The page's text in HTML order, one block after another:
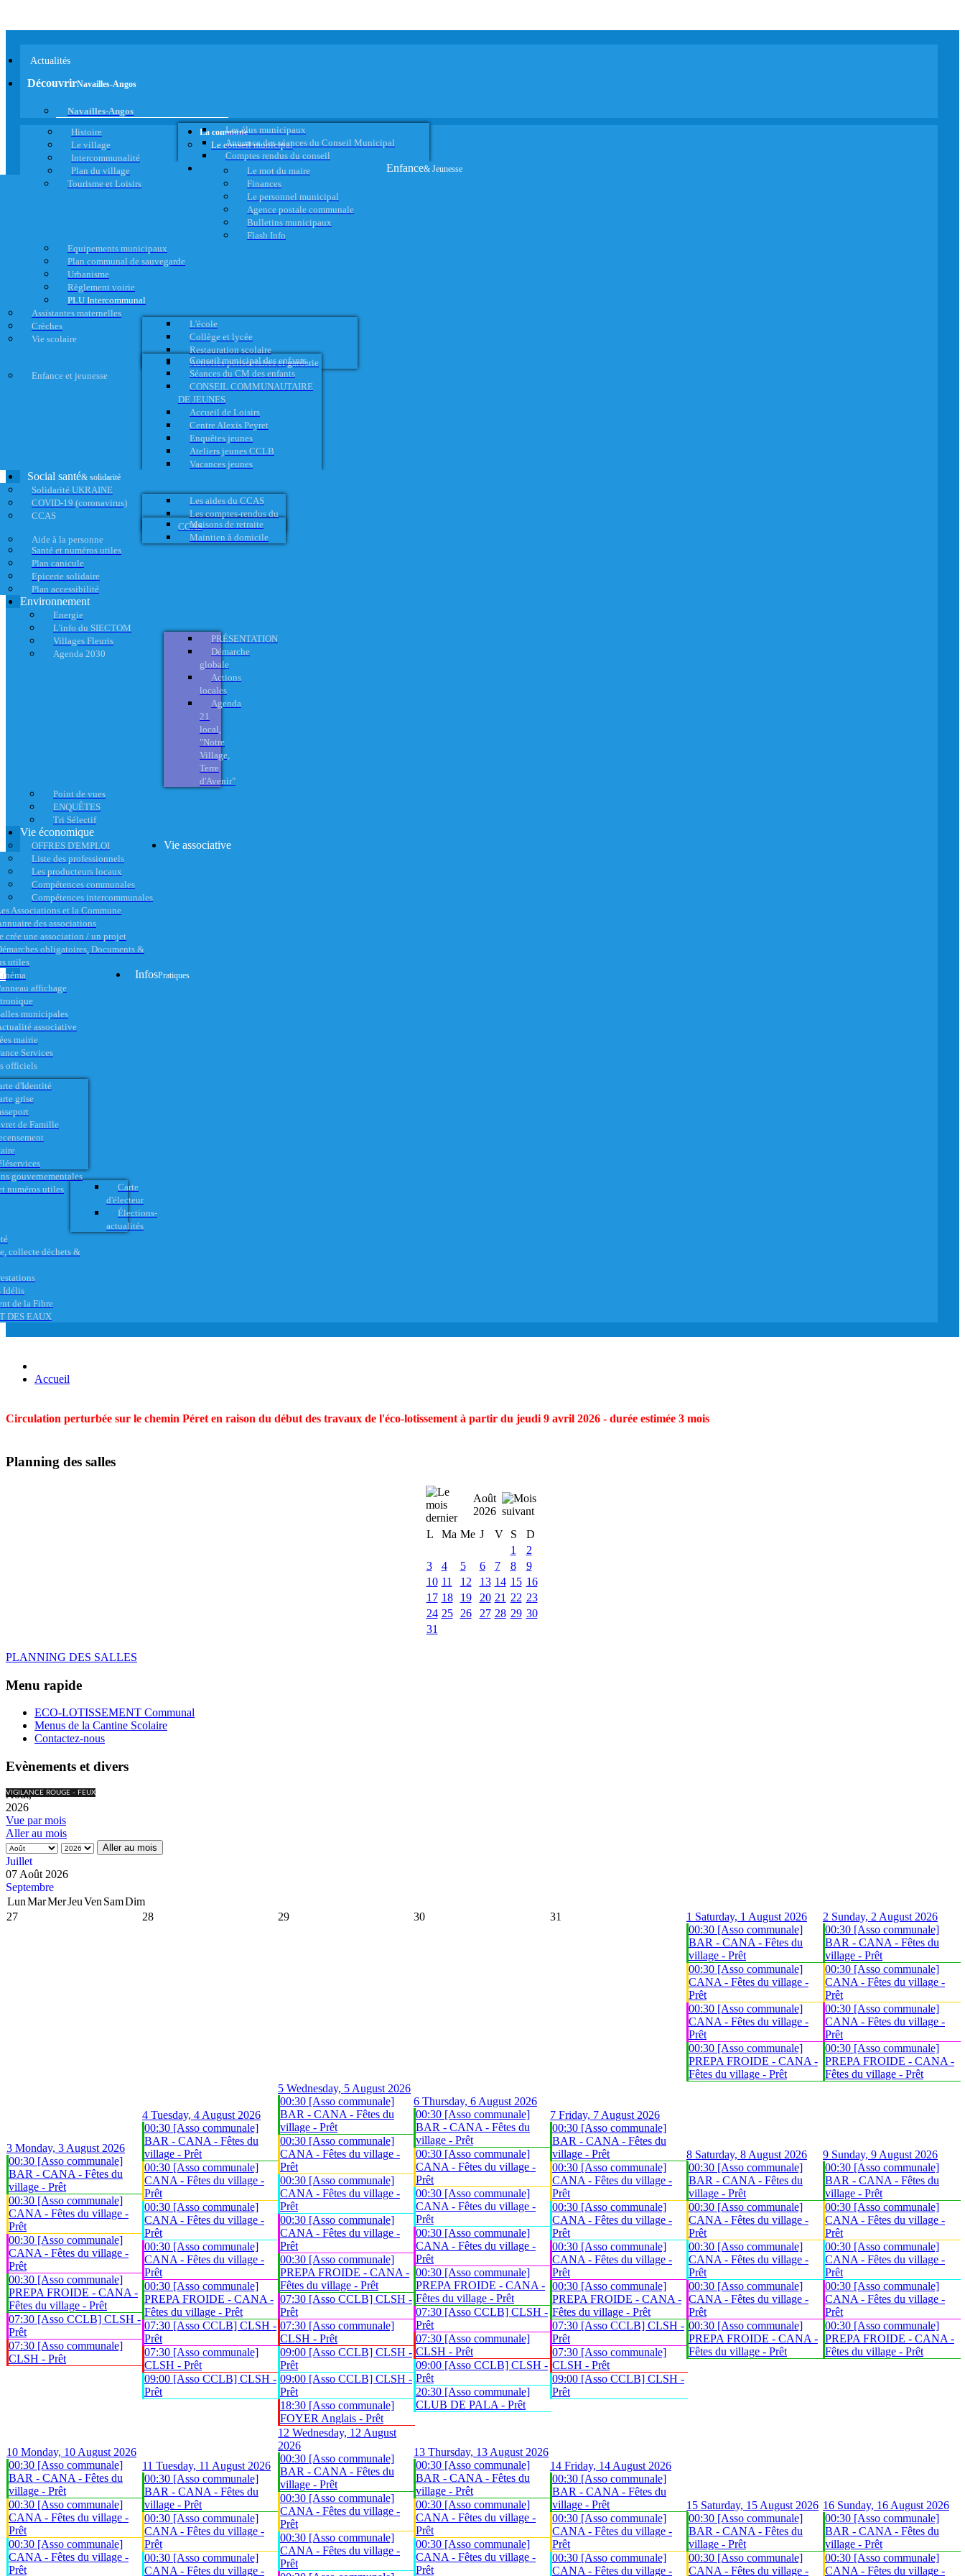
Actualités
DécouvrirNavailles-Angos
Navailles-Angos
Histoire
Le village
Intercommunalité
Plan du village
Tourisme et Loisirs
La commune
Le conseil municipal
Les élus municipaux
Annonce des séances du Conseil Municipal
Comptes rendus du conseil
Le mot du maire
Finances
Le personnel municipal
Agence postale communale
Bulletins municipaux
Flash Info
Equipements municipaux
Plan communal de sauvegarde
Urbanisme
Règlement voirie
PLU Intercommunal
Enfance& Jeunesse
Assistantes maternelles
Crèches
Vie scolaire
L'école
Collège et lycée
Restauration scolaire
Activités périscolaires et garderie
Enfance et jeunesse
Conseil municipal des enfants
Séances du CM des enfants
CONSEIL COMMUNAUTAIRE
DE JEUNES
Accueil de Loisirs
Centre Alexis Peyret
Enquêtes jeunes
Ateliers jeunes CCLB
Vacances jeunes
Social santé& solidarité
Solidarité UKRAINE
COVID-19 (coronavirus)
CCAS
Les aides du CCAS
Les comptes-rendus du
CCAS
Aide à la personne
Maisons de retraite
Maintien à domicile
Santé et numéros utiles
Plan canicule
Epicerie solidaire
Plan accessibilité
Environnement
Energie
L'info du SIECTOM
Villages Fleuris
Agenda 2030
PRÉSENTATION
Démarche
globale
Actions
locales
Agenda
21
local,
"Notre
Village,
Terre
d'Avenir"
Point de vues
ENQUÊTES
Tri Sélectif
Vie économique
OFFRES D'EMPLOI
Liste des professionnels
Les producteurs locaux
Compétences communales
Compétences intercommunales
Vie associative
Associations et la Commune
des associations
crée une association / un projet
obligatoires, Documents &
utiles
affichage
municipales
associative
InfosPratiques
mairie
Services
officiels
d'Identité
grise
de Famille
gouvernementales
numéros utiles
Carte
d'électeur
Élections-
actualités
collecte déchets &
Idélis
de la Fibre
DES EAUX
Accueil
Circulation perturbée sur le chemin Péret en raison du début des travaux de l'éco-lotissement à partir du jeudi 9 avril 2026 - durée estimée 3 mois
Planning des salles
Août
2026
L
Ma Me J V S
D
1
2
3
4 5 6 7 8
9
10 11 12 13 14 15 16
17 18 19 20 21 22 23
24 25 26 27 28 29 30
31
PLANNING DES SALLES
Menu rapide
ECO-LOTISSEMENT Communal
Menus de la Cantine Scolaire
Contactez-nous
Evènements et divers
VIGILANCE ROUGE - FEUX
Août,
2026
Vue par mois
Aller au mois
Aller au mois
Juillet
07 Août 2026
Septembre
LunMarMerJeuVen SamDim
27
28 29 30 31 1 Saturday, 1 August 2026
00:30 [Asso communale]
BAR - CANA - Fêtes du
village - Prêt
00:30 [Asso communale]
CANA - Fêtes du village -
Prêt
00:30 [Asso communale]
CANA - Fêtes du village -
Prêt
00:30 [Asso communale]
PREPA FROIDE - CANA -
Fêtes du village - Prêt
2 Sunday, 2 August 2026
00:30 [Asso communale]
BAR - CANA - Fêtes du
village - Prêt
00:30 [Asso communale]
CANA - Fêtes du village -
Prêt
00:30 [Asso communale]
CANA - Fêtes du village -
Prêt
00:30 [Asso communale]
PREPA FROIDE - CANA -
Fêtes du village - Prêt
3 Monday, 3 August 2026
00:30 [Asso communale]
BAR - CANA - Fêtes du
village - Prêt
00:30 [Asso communale]
CANA - Fêtes du village -
Prêt
00:30 [Asso communale]
CANA - Fêtes du village -
Prêt
00:30 [Asso communale]
PREPA FROIDE - CANA -
Fêtes du village - Prêt
07:30 [Asso CCLB] CLSH -
Prêt
07:30 [Asso communale]
CLSH - Prêt
4 Tuesday, 4 August 2026
00:30 [Asso communale]
BAR - CANA - Fêtes du
village - Prêt
00:30 [Asso communale]
CANA - Fêtes du village -
Prêt
00:30 [Asso communale]
CANA - Fêtes du village -
Prêt
00:30 [Asso communale]
CANA - Fêtes du village -
Prêt
00:30 [Asso communale]
PREPA FROIDE - CANA -
Fêtes du village - Prêt
07:30 [Asso CCLB] CLSH -
Prêt
07:30 [Asso communale]
CLSH - Prêt
09:00 [Asso CCLB] CLSH -
Prêt
5 Wednesday, 5 August 2026
00:30 [Asso communale]
BAR - CANA - Fêtes du
village - Prêt
00:30 [Asso communale]
CANA - Fêtes du village -
Prêt
00:30 [Asso communale]
CANA - Fêtes du village -
Prêt
00:30 [Asso communale]
CANA - Fêtes du village -
Prêt
00:30 [Asso communale]
PREPA FROIDE - CANA -
Fêtes du village - Prêt
07:30 [Asso CCLB] CLSH -
Prêt
07:30 [Asso communale]
CLSH - Prêt
09:00 [Asso CCLB] CLSH -
Prêt
09:00 [Asso CCLB] CLSH -
Prêt
18:30 [Asso communale]
FOYER Anglais - Prêt
6 Thursday, 6 August 2026
00:30 [Asso communale]
BAR - CANA - Fêtes du
village - Prêt
00:30 [Asso communale]
CANA - Fêtes du village -
Prêt
00:30 [Asso communale]
CANA - Fêtes du village -
Prêt
00:30 [Asso communale]
CANA - Fêtes du village -
Prêt
00:30 [Asso communale]
PREPA FROIDE - CANA -
Fêtes du village - Prêt
07:30 [Asso CCLB] CLSH -
Prêt
07:30 [Asso communale]
CLSH - Prêt
09:00 [Asso CCLB] CLSH -
Prêt
20:30 [Asso communale]
CLUB DE PALA - Prêt
7 Friday, 7 August 2026
00:30 [Asso communale]
BAR - CANA - Fêtes du
village - Prêt
00:30 [Asso communale]
CANA - Fêtes du village -
Prêt
00:30 [Asso communale]
CANA - Fêtes du village -
Prêt
00:30 [Asso communale]
CANA - Fêtes du village -
Prêt
00:30 [Asso communale]
PREPA FROIDE - CANA -
Fêtes du village - Prêt
07:30 [Asso CCLB] CLSH -
Prêt
07:30 [Asso communale]
CLSH - Prêt
09:00 [Asso CCLB] CLSH -
Prêt
8 Saturday, 8 August 2026
00:30 [Asso communale]
BAR - CANA - Fêtes du
village - Prêt
00:30 [Asso communale]
CANA - Fêtes du village -
Prêt
00:30 [Asso communale]
CANA - Fêtes du village -
Prêt
00:30 [Asso communale]
CANA - Fêtes du village -
Prêt
00:30 [Asso communale]
PREPA FROIDE - CANA -
Fêtes du village - Prêt
9 Sunday, 9 August 2026
00:30 [Asso communale]
BAR - CANA - Fêtes du
village - Prêt
00:30 [Asso communale]
CANA - Fêtes du village -
Prêt
00:30 [Asso communale]
CANA - Fêtes du village -
Prêt
00:30 [Asso communale]
CANA - Fêtes du village -
Prêt
00:30 [Asso communale]
PREPA FROIDE - CANA -
Fêtes du village - Prêt
10 Monday, 10 August 2026
00:30 [Asso communale]
BAR - CANA - Fêtes du
village - Prêt
00:30 [Asso communale]
CANA - Fêtes du village -
Prêt
00:30 [Asso communale]
CANA - Fêtes du village -
Prêt
11 Tuesday, 11 August 2026
00:30 [Asso communale]
BAR - CANA - Fêtes du
village - Prêt
00:30 [Asso communale]
CANA - Fêtes du village -
Prêt
00:30 [Asso communale]
CANA - Fêtes du village -
12 Wednesday, 12 August
2026
00:30 [Asso communale]
BAR - CANA - Fêtes du
village - Prêt
00:30 [Asso communale]
CANA - Fêtes du village -
Prêt
00:30 [Asso communale]
CANA - Fêtes du village -
Prêt
13 Thursday, 13 August 2026
00:30 [Asso communale]
BAR - CANA - Fêtes du
village - Prêt
00:30 [Asso communale]
CANA - Fêtes du village -
Prêt
00:30 [Asso communale]
CANA - Fêtes du village -
Prêt
14 Friday, 14 August 2026
00:30 [Asso communale]
BAR - CANA - Fêtes du
village - Prêt
00:30 [Asso communale]
CANA - Fêtes du village -
Prêt
00:30 [Asso communale]
CANA - Fêtes du village -
15 Saturday, 15 August 2026
00:30 [Asso communale]
BAR - CANA - Fêtes du
village - Prêt
00:30 [Asso communale]
CANA - Fêtes du village -
16 Sunday, 16 August 2026
00:30 [Asso communale]
BAR - CANA - Fêtes du
village - Prêt
00:30 [Asso communale]
CANA - Fêtes du village -